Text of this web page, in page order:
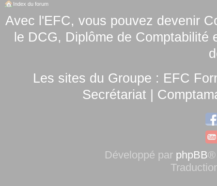
Index du forum
Avec l'EFC, vous pouvez devenir
le DCG, Diplôme de Comptabilité
Les sites du Groupe : EFC
Secrétariat
Développé par phpBB®